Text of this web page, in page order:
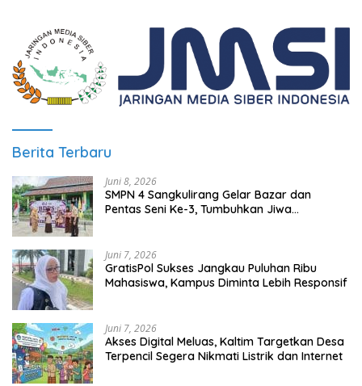
Berita Terbaru
Juni 8, 2026
SMPN 4 Sangkulirang Gelar Bazar dan
Pentas Seni Ke-3, Tumbuhkan Jiwa
Juni 7, 2026
GratisPol Sukses Jangkau Puluhan Ribu
Mahasiswa, Kampus Diminta Lebih Responsif
Juni 7, 2026
Akses Digital Meluas, Kaltim Targetkan Desa
Terpencil Segera Nikmati Listrik dan Internet